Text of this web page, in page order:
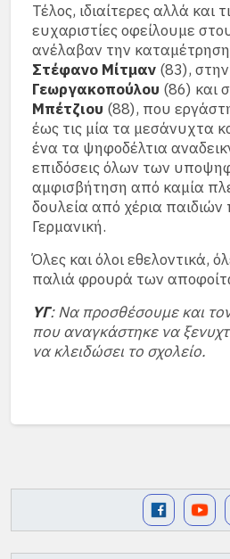
Τέλος, ιδιαίτερες αλλά και
ευχαριστίες οφείλουμε
ανέλαβαν την
Στέφανο Μίτμαν (83), στην
Γεωργακοπούλου (86) και
Μπέτζιου (88), που
έως τις μία τα μεσάνυχτα
ένα τα ψηφοδέλτια
επιδόσεις όλων των
αμφισβήτηση από καμία
δουλεία από χέρια
Γερμανική.
Όλες και όλοι εθελοντικά,
παλιά φρουρά των
ΥΓ: Να προσθέσουμε και
που αναγκάστηκε να
να κλειδώσει το σχολείο.